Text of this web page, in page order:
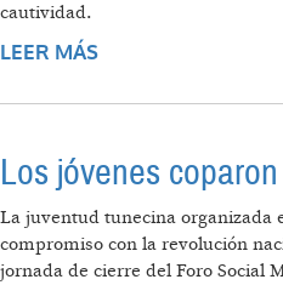
cautividad.
LEER MÁS
Los jóvenes
La juventud tunecina organizada
compromiso con la revolución
jornada de cierre del Foro Social